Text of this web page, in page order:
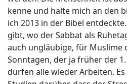
kenne und halte mich an den
ich 2013 in der Bibel
gibt, wo der Sabbat als
auch ungläubige, für Muslime
Sonntagen, der ja früher der 1.
dürfen alle wieder Arbeiten.